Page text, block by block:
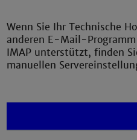
Wenn Sie Ihr Technische
anderen E-Mail-
IMAP unterstützt, finden
manuellen